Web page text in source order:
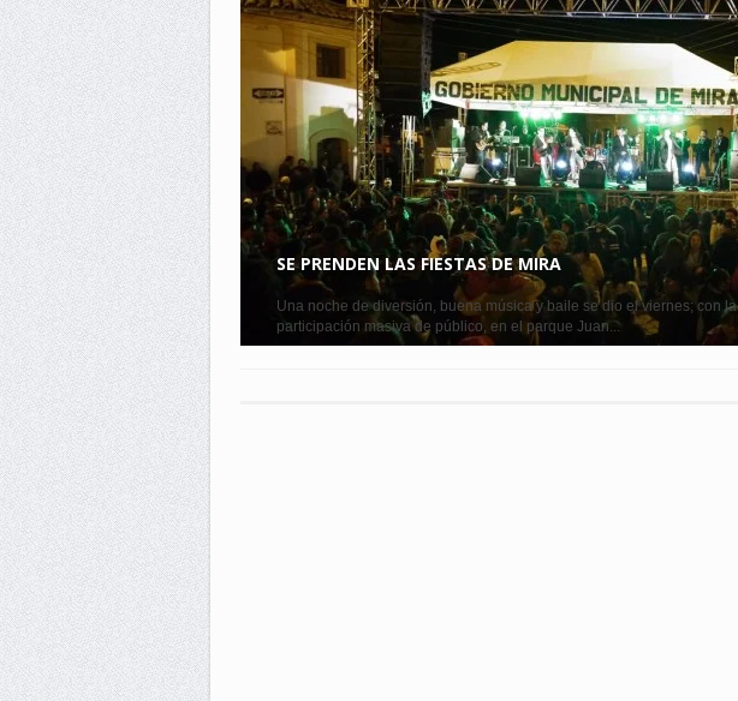
SE PRENDEN LAS FIESTAS DE MIRA
Una noche de diversión, buena música y baile se dio el viernes; con la
participación masiva de público, en el parque Juan...